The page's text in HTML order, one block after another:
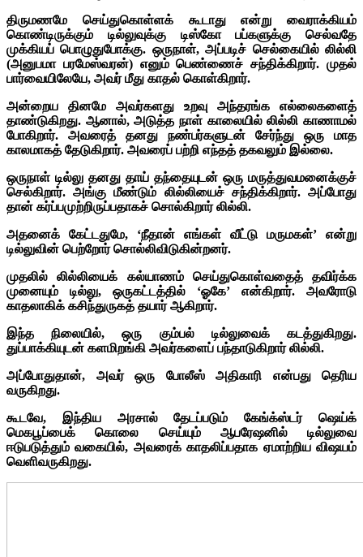
திருமணமே செய்துகொள்ளக் கூடாது என்று வைராக்கியம்
கொண்டிருக்கும் டில்லுவுக்கு டிஸ்கோ பப்களுக்கு செல்வதே
முக்கியப் பொழுதுபோக்கு. ஒருநாள், அப்படிச் செல்கையில் லில்லி
(அனுபமா பரமேஸ்வரன்) எனும் பெண்ணைச் சந்திக்கிறார். முதல்
பார்வையிலேயே, அவர் மீது காதல் கொள்கிறார்.
அன்றைய தினமே அவர்களது உறவு அந்தரங்க எல்லைகளைத்
தாண்டுகிறது. ஆனால், அடுத்த நாள் காலையில் லில்லி காணாமல்
போகிறார். அவரைத் தனது நண்பர்களுடன் சேர்ந்து ஒரு மாத
காலமாகத் தேடுகிறார். அவரைப் பற்றி எந்தத் தகவலும் இல்லை.
ஒருநாள் டில்லு தனது தாய் தந்தையுடன் ஒரு மருத்துவமனைக்குச்
செல்கிறார். அங்கு மீண்டும் லில்லியைச் சந்திக்கிறார். அப்போது
தான் கர்ப்பமுற்றிருப்பதாகச் சொல்கிறார் லில்லி.
அதனைக் கேட்டதுமே, ‘நீதான் எங்கள் வீட்டு மருமகள்’ என்று
டில்லுவின் பெற்றோர் சொல்லிவிடுகின்றனர்.
முதலில் லில்லியைக் கல்யாணம் செய்துகொள்வதைத் தவிர்க்க
முனையும் டில்லு, ஒருகட்டத்தில் ‘ஓகே’ என்கிறார். அவரோடு
காதலாகிக் கசிந்துருகத் தயார் ஆகிறார்.
இந்த நிலையில், ஒரு கும்பல் டில்லுவைக் கடத்துகிறது.
துப்பாக்கியுடன் களமிறங்கி அவர்களைப் பந்தாடுகிறார் லில்லி.
அப்போதுதான், அவர் ஒரு போலீஸ் அதிகாரி என்பது தெரிய
வருகிறது.
கூடவே, இந்திய அரசால் தேடப்படும் கேங்க்ஸ்டர் ஷெய்க்
மெகபூப்பைக் கொலை செய்யும் ஆபரேஷனில் டில்லுவை
ஈடுபடுத்தும் வகையில், அவரைக் காதலிப்பதாக ஏமாற்றிய விஷயம்
வெளிவருகிறது.